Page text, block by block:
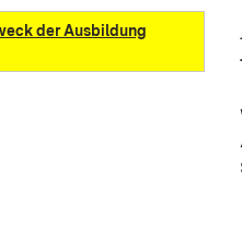
der Ausbildung